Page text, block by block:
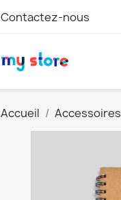
Contactez-nous
Accueil Accessoires